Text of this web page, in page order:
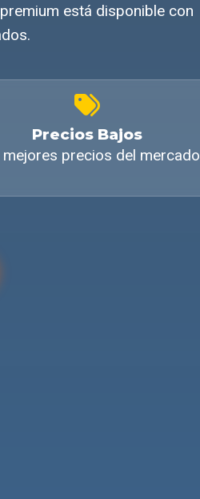
está disponible con
Precios Bajos
mejores precios del mercado